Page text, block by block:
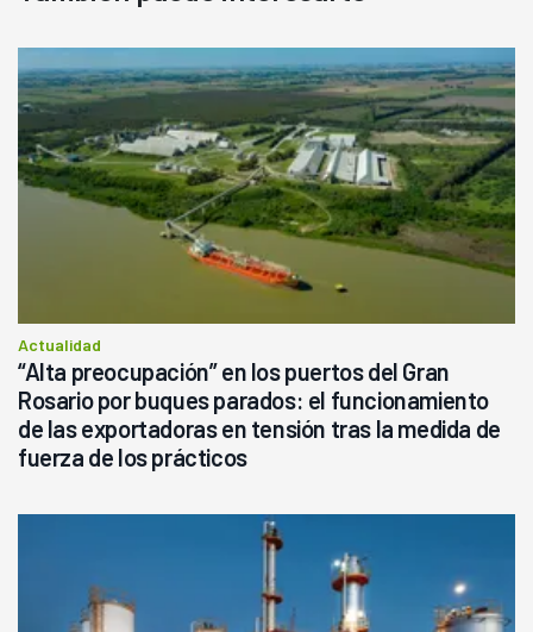
Actualidad
“Alta preocupación” en los puertos del Gran
Rosario por buques parados: el funcionamiento
de las exportadoras en tensión tras la medida de
fuerza de los prácticos